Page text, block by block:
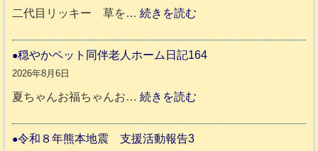
年
本
援
二代目リッキー 草を…続きを読む
和
穏やかペット同伴老人ホーム日記164
2026年8月6日
夏ちゃんお福ちゃんお…続きを読む
令和８年熊本地震 支援活動報告3